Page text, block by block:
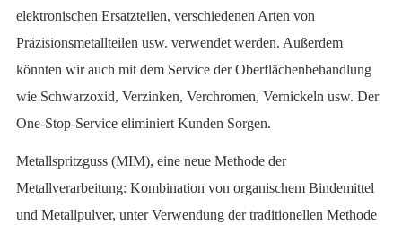
elektronischen Ersatzteilen, verschiedenen Arten von
Präzisionsmetallteilen usw. verwendet werden. Außerdem
könnten wir auch mit dem Service der Oberflächenbehandlung
wie Schwarzoxid, Verzinken, Verchromen, Vernickeln usw. Der
One-Stop-Service eliminiert Kunden Sorgen.
Metallspritzguss (MIM), eine neue Methode der
Metallverarbeitung: Kombination von organischem Bindemittel
und Metallpulver, unter Verwendung der traditionellen Methode